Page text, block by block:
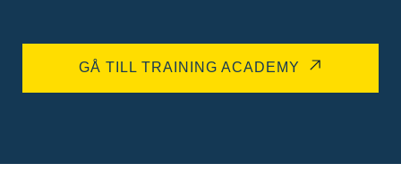
GÅ TILL TRAINING ACADEMY